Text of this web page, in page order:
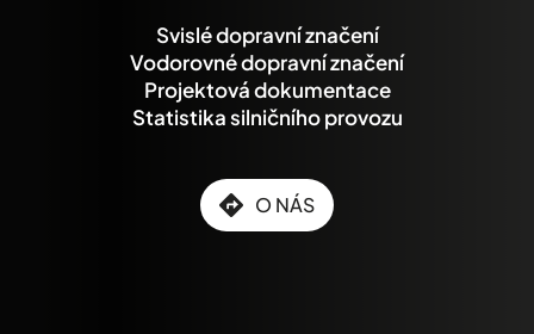
Svislé dopravní značení
Vodorovné dopravní značení
Projektová dokumentace
Statistika silničního provozu
O NÁS